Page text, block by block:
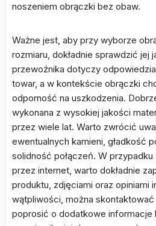
noszeniem obrączki bez obaw.
Ważne jest, aby przy wyborze
rozmiaru, dokładnie sprawdzić jej
przewoźnika dotyczy
towar, a w kontekście obrączki
odporność na uszkodzenia.
wykonana z wysokiej jakości
przez wiele lat. Warto zwrócić
ewentualnych kamieni, gładkość
solidność połączeń. W przypadku
przez internet, warto dokładnie
produktu, zdjęciami oraz opiniami
wątpliwości, można
poprosić o dodatkowe informacje